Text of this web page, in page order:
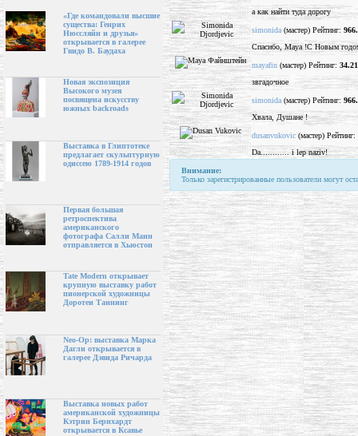
«Где командовали высшие
существа: Генрих
Нюссляйн и друзья»
открывается в галерее
Гвидо В. Баудаха
Новая экспозиция
Высокого музея
посвящена искусству
южных backroads
Выставка в Глиптотеке
предлагает скульптурную
одиссею 1789-1914 годов
Первая большая
ретроспектива
американского
фотографа Салли Манн
отправляется в Хьюстон
Tate Modern открывает
крупную выставку работ
пионерской художницы
Доротеи Таннинг
Neo-Op: выставка Марка
Дагли открывается в
галерее Дэвида Ричарда
Выставка новых работ
американской художницы
Кэтрин Бернхардт
открывается в Ксавье
а как найти туда дорогу
simonida (мастер) Рейтинг:
Спасибо, Maya !С Новым
mayafin (мастер) Рейтинг: 34.21
звгадочное
simonida (мастер) Рейтинг:
Хвала, Душане !
dusanvukovic (мастер) Рейтинг:
Da............ i lep naziv!
Внимание:
Только зарегистрированные пользователи могут